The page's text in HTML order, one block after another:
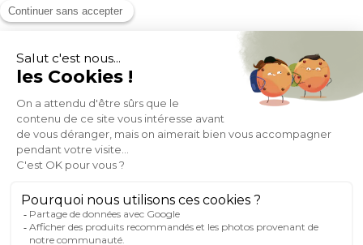
MOYENS DE PAIEMENT